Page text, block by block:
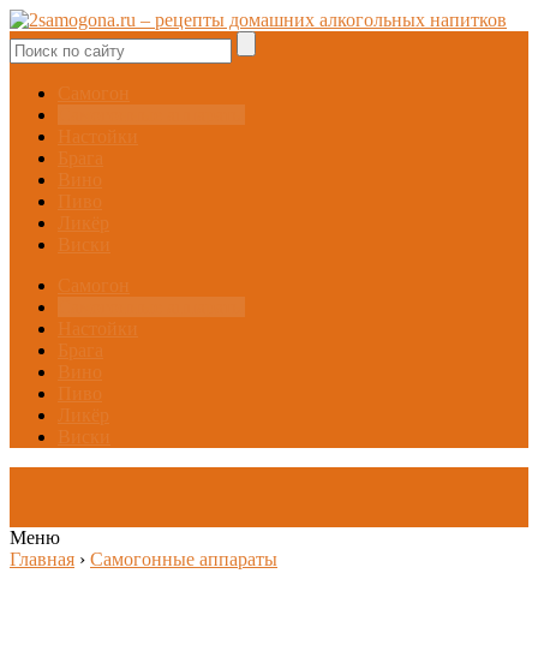
Самогон
Настойки
Брага
Вино
Пиво
Ликёр
Виски
Самогон
Настойки
Брага
Вино
Пиво
Ликёр
Виски
Меню
Главная › Самогонные аппараты